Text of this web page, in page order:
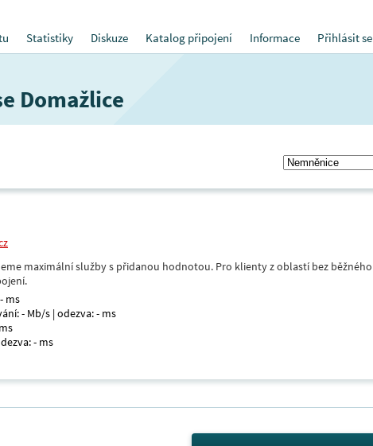
Statistiky Diskuze Katalog připojení Informace Přihlásit se
Domažlice
maximální služby s přidanou hodnotou. Pro klienty z oblastí bez běžného
ms
- Mb/s | odezva: - ms
- ms